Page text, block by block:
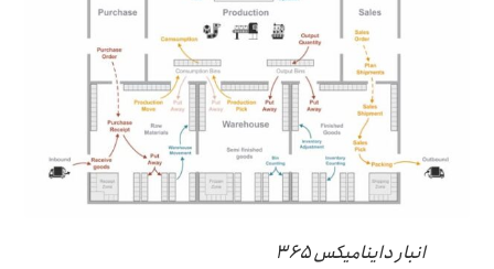
انبار داینامیکس ۳۶۵